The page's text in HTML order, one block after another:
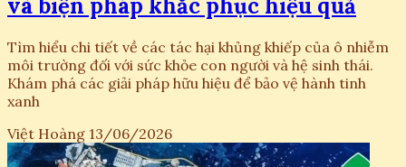
và biện pháp khắc phục hiệu quả
Tìm hiểu chi tiết về các tác hại khủng khiếp của ô nhiễm
môi trường đối với sức khỏe con người và hệ sinh thái.
Khám phá các giải pháp hữu hiệu để bảo vệ hành tinh
xanh
Việt Hoàng 13/06/2026